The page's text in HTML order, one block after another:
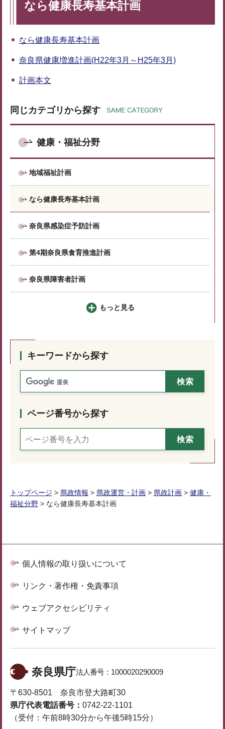
なら健康長寿基本計画
なら健康長寿基本計画
奈良県健康増進計画(H22年3月～H25年3月)
計画本文
同じカテゴリから探す
健康・福祉分野
地域福祉計画
なら健康長寿基本計画
奈良県感染症予防計画
第4期奈良県食育推進計画
奈良県障害者計画
もっと見る
キーワードから探す
ページ番号から探す
トップページ > 県政情報 > 県政運営・計画 > 県政計画 > 健康・
福祉分野 > なら健康長寿基本計画
個人情報の取り扱いについて
リンク・著作権・免責事項
ウェブアクセシビリティ
サイトマップ
奈良県庁法人番号： 1000020290009
〒630-8501 奈良市登大路町30
県庁代表電話番号： 0742-22-1101
（受付：午前8時30分から午後5時15分）